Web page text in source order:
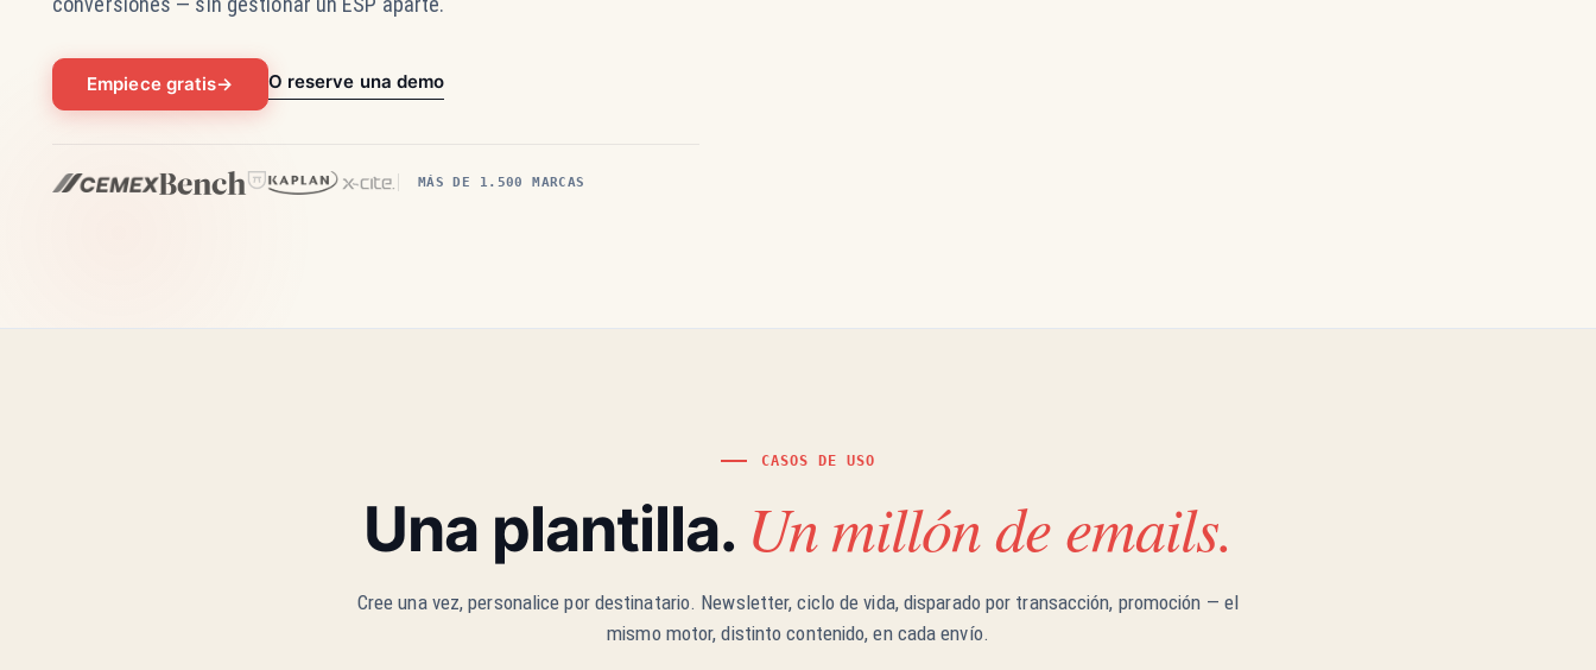
Empiece gratis→ O reserve una demo
MÁS DE 1.500 MARCAS
CASOS DE USO
Una plantilla. Un millón de emails.
Cree una vez, personalice por destinatario. Newsletter, ciclo de vida, disparado por transacción, promoción — el
mismo motor, distinto contenido, en cada envío.